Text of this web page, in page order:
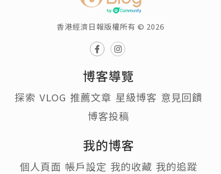
香港經濟日報版權所有 © 2026
博客導覽
探索 VLOG 推薦文章 星級博客 意見回饋
博客投稿
我的博客
個人頁面 帳戶設定 我的收藏 我的追蹤